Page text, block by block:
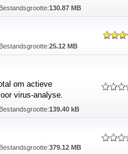
Bestandsgrootte:130.87 MB
Bestandsgrootte:25.12 MB
om actieve
virus-analyse.
Bestandsgrootte:139.40 kB
Bestandsgrootte:379.12 MB